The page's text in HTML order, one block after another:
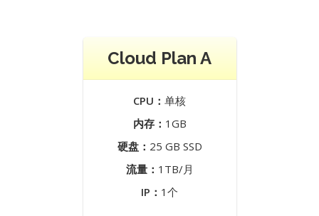
Cloud Plan A
CPU： 单核
内存： 1GB
硬盘： 25 GB SSD
流量： 1TB/月
IP： 1个